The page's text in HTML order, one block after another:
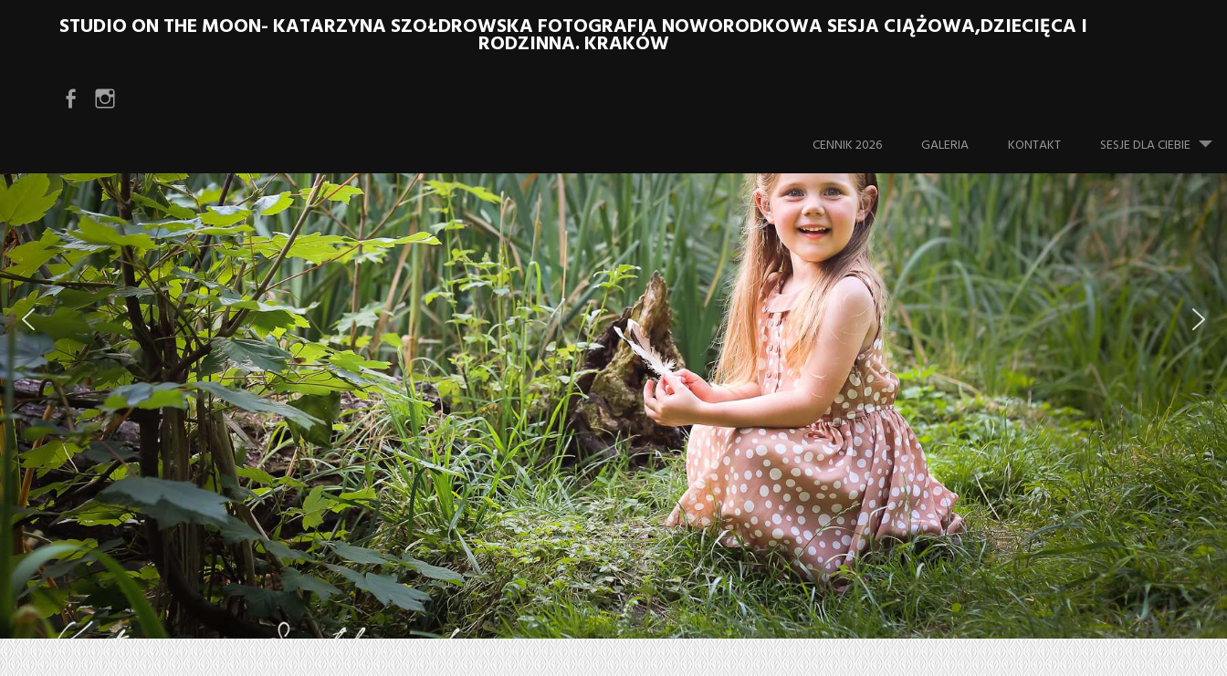
STUDIO ON THE MOON- KATARZYNA SZOŁDROWSKA FOTOGRAFIA NOWORODKOWA SESJA CIĄŻOWA,DZIECIĘCA I
RODZINNA. KRAKÓW
CENNIK 2026
GALERIA KONTAKT SESJE DLA CIEBIE